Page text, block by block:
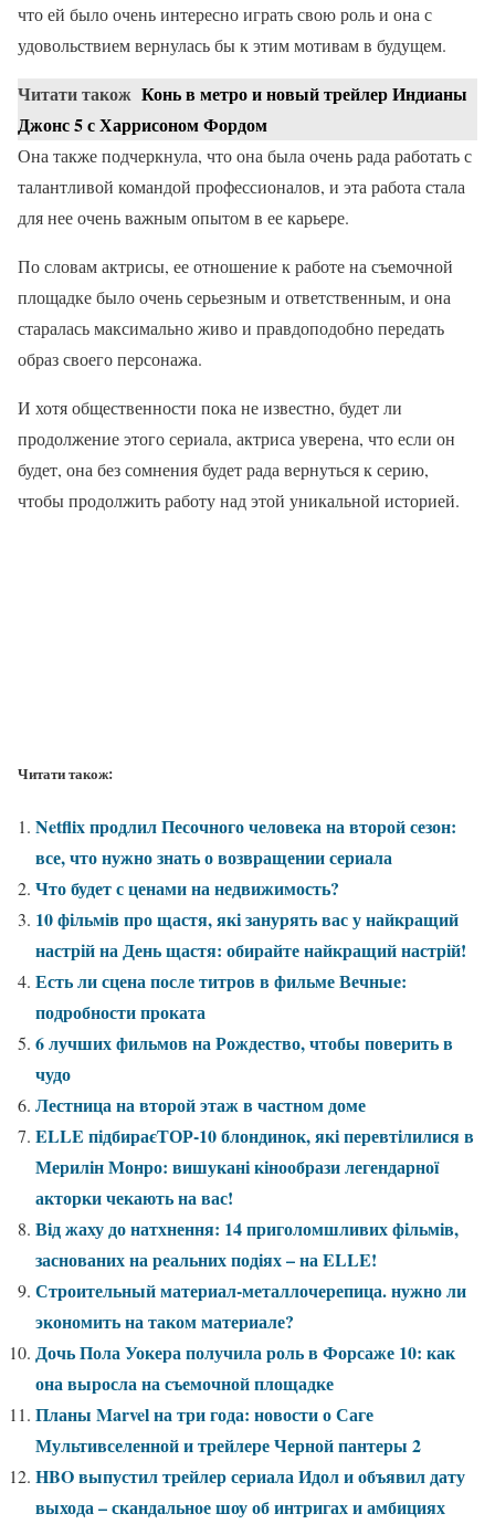
что ей было очень интересно играть свою роль и она с
удовольствием вернулась бы к этим мотивам в будущем.
Читати також Конь в метро и новый трейлер Индианы
Джонс 5 с Харрисоном Фордом
Она также подчеркнула, что она была очень рада работать с
талантливой командой профессионалов, и эта работа стала
для нее очень важным опытом в ее карьере.
По словам актрисы, ее отношение к работе на съемочной
площадке было очень серьезным и ответственным, и она
старалась максимально живо и правдоподобно передать
образ своего персонажа.
И хотя общественности пока не известно, будет ли
продолжение этого сериала, актриса уверена, что если он
будет, она без сомнения будет рада вернуться к серию,
чтобы продолжить работу над этой уникальной историей.
Читати також:
Netflix продлил Песочного человека на второй сезон:
все, что нужно знать о возвращении сериала
Что будет с ценами на недвижимость?
10 фільмів про щастя, які занурять вас у найкращий
настрій на День щастя: обирайте найкращий настрій!
Есть ли сцена после титров в фильме Вечные:
подробности проката
6 лучших фильмов на Рождество, чтобы поверить в
чудо
Лестница на второй этаж в частном доме
ELLE підбираєТОР-10 блондинок, які перевтілилися в
Мерилін Монро: вишукані кінообрази легендарної
акторки чекають на вас!
Від жаху до натхнення: 14 приголомшливих фільмів,
заснованих на реальних подіях – на ELLE!
Строительный материал-металлочерепица. нужно ли
экономить на таком материале?
Дочь Пола Уокера получила роль в Форсаже 10: как
она выросла на съемочной площадке
Планы Marvel на три года: новости о Саге
Мультивселенной и трейлере Черной пантеры 2
HBO выпустил трейлер сериала Идол и объявил дату
выхода – скандальное шоу об интригах и амбициях